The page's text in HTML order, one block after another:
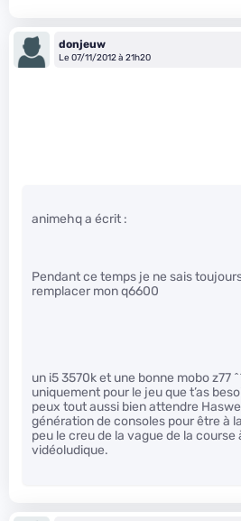
donjeuw
Le 07/11/2012 à 21h20
animehq a écrit :
Pendant ce temps je ne sais
remplacer mon q6600
un i5 3570k et une bonne mobo z77
uniquement pour le jeu que t’as
peux tout aussi bien attendre
génération de consoles pour être à
peu le creu de la vague de la course
vidéoludique.